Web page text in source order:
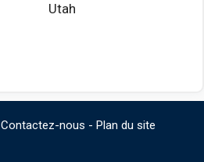
Utah
Contactez-nous - Plan du site